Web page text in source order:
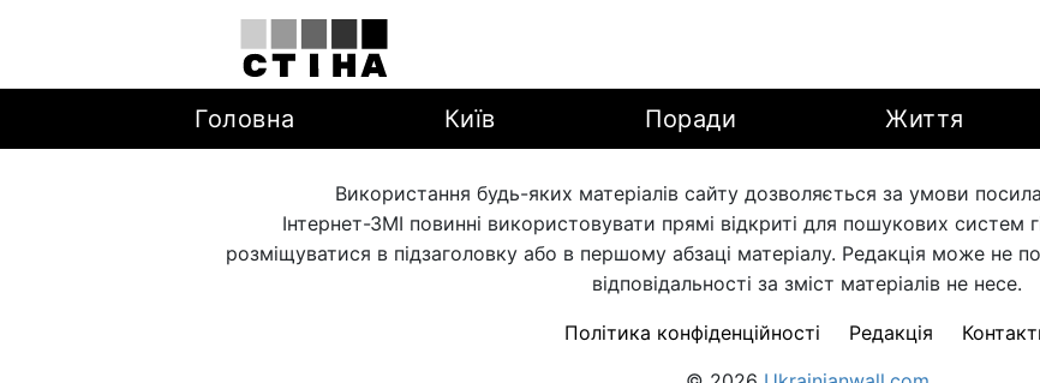
Головна Київ Поради Життя
Використання будь-яких матеріалів сайту дозволяється за умови
Інтернет-ЗМІ повинні використовувати прямі відкриті для пошукових систем
розміщуватися в підзаголовку або в першому абзаці матеріалу. Редакція може не
відповідальності за зміст матеріалів не несе.
Політика конфіденційності Редакція